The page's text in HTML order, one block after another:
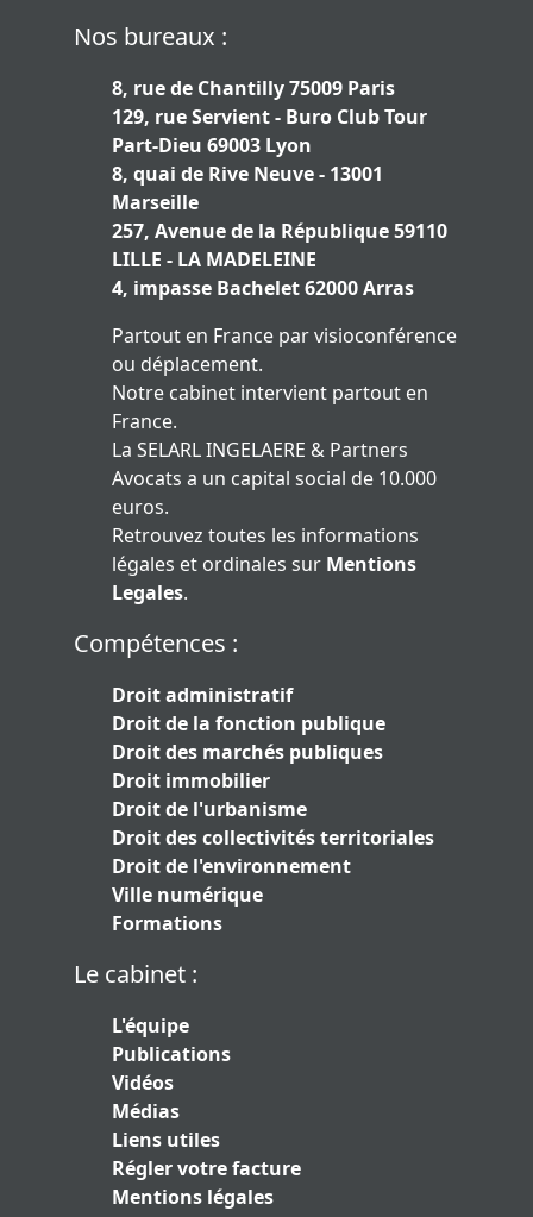
Nos bureaux :
8, rue de Chantilly 75009 Paris
129, rue Servient - Buro Club Tour
Part-Dieu 69003 Lyon
8, quai de Rive Neuve - 13001
Marseille
257, Avenue de la République 59110
LILLE - LA MADELEINE
4, impasse Bachelet 62000 Arras
Partout en France par visioconférence
ou déplacement.
Notre cabinet intervient partout en
France.
La SELARL INGELAERE & Partners
Avocats a un capital social de 10.000
euros.
Retrouvez toutes les informations
légales et ordinales sur Mentions
Legales.
Compétences :
Droit administratif
Droit de la fonction publique
Droit des marchés publiques
Droit immobilier
Droit de l'urbanisme
Droit des collectivités territoriales
Droit de l'environnement
Ville numérique
Formations
Le cabinet :
L'équipe
Publications
Vidéos
Médias
Liens utiles
Régler votre facture
Mentions légales